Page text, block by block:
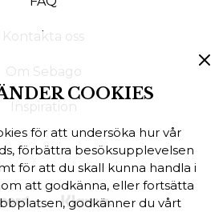
Kontakta oss
Om Sebago
Inspiration
COOKIES
för att undersöka hur vår
förbättra besöksupplevelsen
för att du skall kunna handla i
att godkänna, eller fortsätta
godkänner du vårt